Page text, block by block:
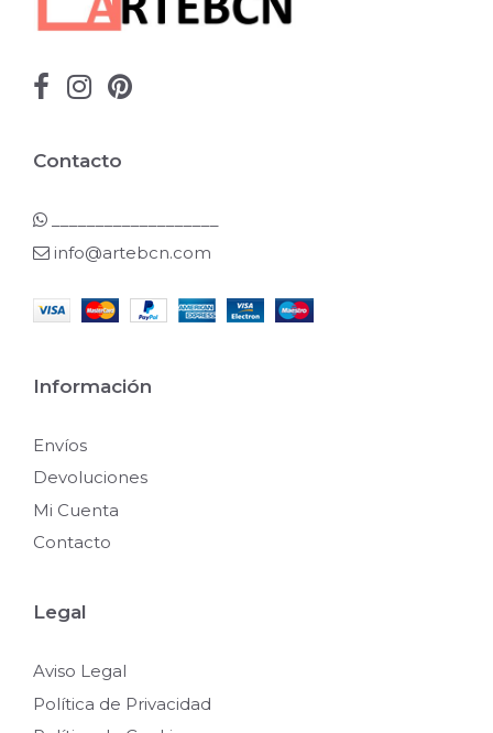
Contacto
info@artebcn.com
Información
Envíos
Devoluciones
Mi Cuenta
Contacto
Legal
Aviso Legal
Política de Privacidad